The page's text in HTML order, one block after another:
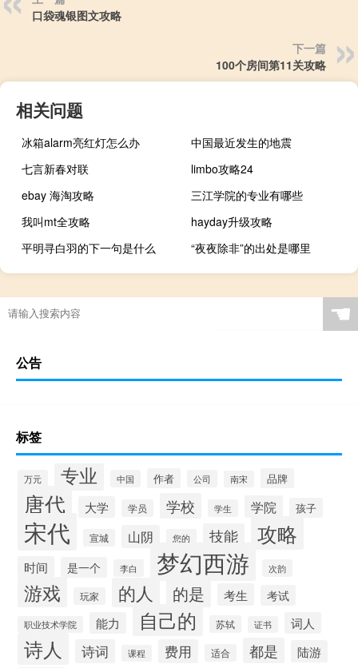
口袋魂银图文攻略
下一篇
100个房间第11关攻略
相关问题
冰箱alarm亮红灯怎么办
中国最近发生的地震
七言新春对联
limbo攻略24
ebay 海淘攻略
三江学院的专业有哪些
我叫mt全攻略
hayday升级攻略
平明寻白羽的下一句是什么
“夜夜除非”的出处是哪里
☚
公告
标签
万元 专业 中国 作者 公司 南宋 品牌
唐代 大学 学员 学校 学生 学院 孩子
宋代 宣城 山阴 您的 技能 攻略
时间 是一个 李白 梦幻西游 次韵
游戏 玩家 的人 的是 考生 考试
职业技术学院 能力 自己的 苏轼 证书 词人
诗人 诗词 课程 费用 适合 都是 陆游